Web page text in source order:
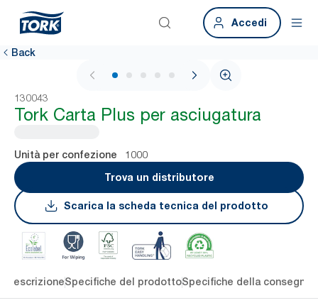
Accedi
Back
1 / 5
130043
Tork Carta Plus per asciugatura
Unità per confezione
1000
Trova un distributore
Scarica la scheda tecnica del prodotto
DescrizioneSpecifiche del prodottoSpecifiche della consegna